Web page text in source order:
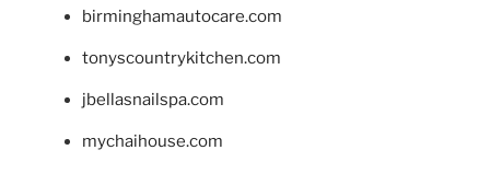
birminghamautocare.com
tonyscountrykitchen.com
jbellasnailspa.com
mychaihouse.com